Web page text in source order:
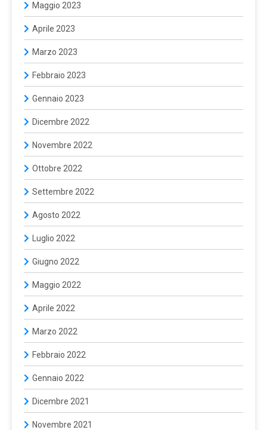
Maggio 2023
Aprile 2023
Marzo 2023
Febbraio 2023
Gennaio 2023
Dicembre 2022
Novembre 2022
Ottobre 2022
Settembre 2022
Agosto 2022
Luglio 2022
Giugno 2022
Maggio 2022
Aprile 2022
Marzo 2022
Febbraio 2022
Gennaio 2022
Dicembre 2021
Novembre 2021